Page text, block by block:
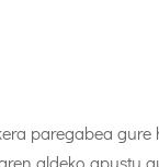
paregabea